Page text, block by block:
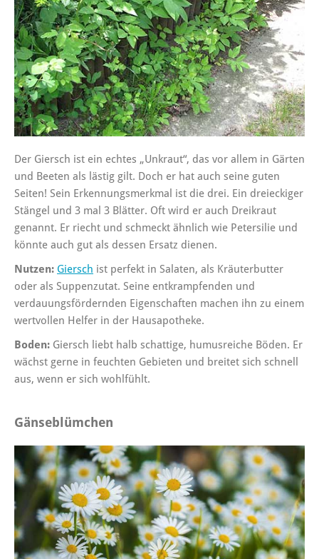
Der Giersch ist ein echtes „Unkraut“, das vor allem in Gärten
und Beeten als lästig gilt. Doch er hat auch seine guten
Seiten! Sein Erkennungsmerkmal ist die drei. Ein dreieckiger
Stängel und 3 mal 3 Blätter. Oft wird er auch Dreikraut
genannt. Er riecht und schmeckt ähnlich wie Petersilie und
könnte auch gut als dessen Ersatz dienen.
Nutzen: Giersch ist perfekt in Salaten, als Kräuterbutter
oder als Suppenzutat. Seine entkrampfenden und
verdauungsfördernden Eigenschaften machen ihn zu einem
wertvollen Helfer in der Hausapotheke.
Boden: Giersch liebt halb schattige, humusreiche Böden. Er
wächst gerne in feuchten Gebieten und breitet sich schnell
aus, wenn er sich wohlfühlt.
Gänseblümchen